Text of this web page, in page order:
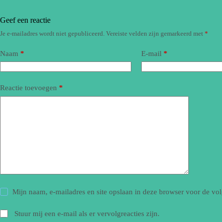
Geef een reactie
Je e-mailadres wordt niet gepubliceerd. Vereiste velden zijn gemarkeerd met *
Naam * E-mail *
Reactie toevoegen *
Mijn naam, e-mailadres en site opslaan in deze browser voor de
Stuur mij een e-mail als er vervolgreacties zijn.